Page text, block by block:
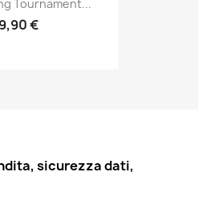
Tournament...
9,90 €
sicurezza dati,